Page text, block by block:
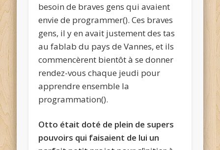
besoin de braves gens qui avaient
envie de programmer(). Ces braves
gens, il y en avait justement des tas
au fablab du pays de Vannes, et ils
commencèrent bientôt à se donner
rendez-vous chaque jeudi pour
apprendre ensemble la
programmation().
Otto était doté de plein de supers
pouvoirs qui faisaient de lui un